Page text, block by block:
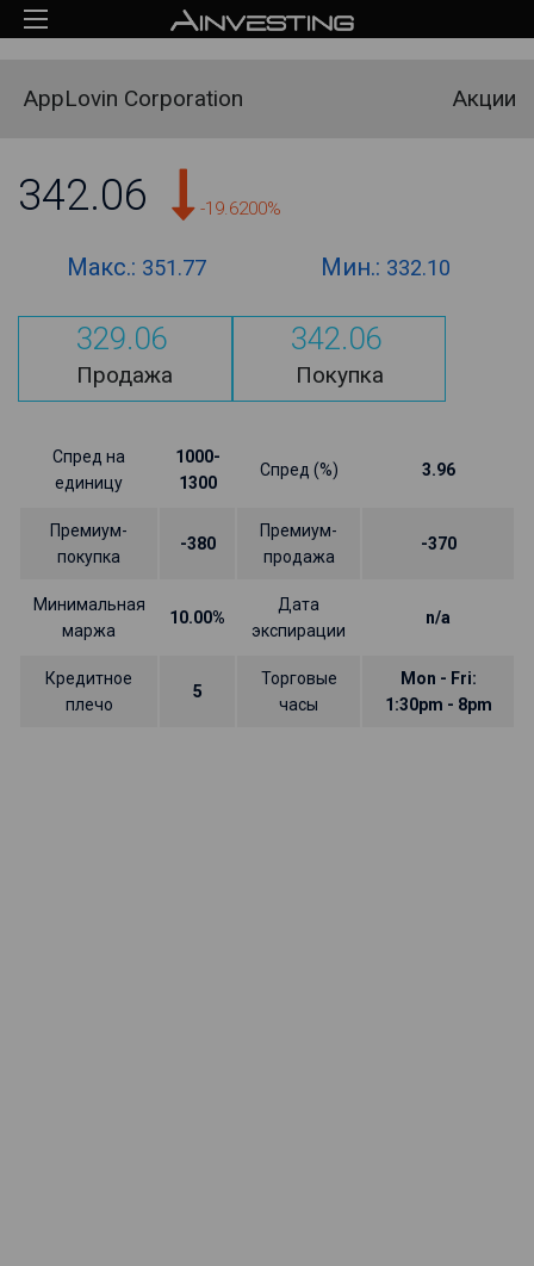
AppLovin Corporation Акции
342.06 -19.6200%
Макс.: 351.77 Мин.: 332.10
329.06
Продажа
342.06
Покупка
Спред на
единицу
1000-
1300
Спред (%) 3.96
Премиум-
покупка
-380
Премиум-
продажа
-370
Минимальная
маржа
10.00%
Дата
экспирации
n/a
Кредитное
плечо
5
Торговые
часы
Mon - Fri:
1:30pm - 8pm